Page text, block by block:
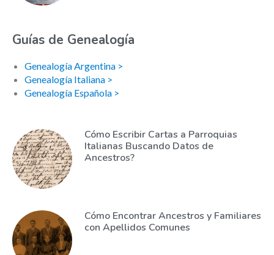
Guías de Genealogía
Genealogía Argentina >
Genealogía Italiana >
Genealogía Española >
Cómo Escribir Cartas a Parroquias
Italianas Buscando Datos de
Ancestros?
Cómo Encontrar Ancestros y Familiares
con Apellidos Comunes